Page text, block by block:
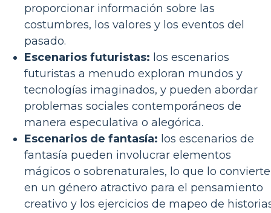
proporcionar información sobre las
costumbres, los valores y los eventos del
pasado.
Escenarios futuristas: los escenarios
futuristas a menudo exploran mundos y
tecnologías imaginados, y pueden abordar
problemas sociales contemporáneos de
manera especulativa o alegórica.
Escenarios de fantasía: los escenarios de
fantasía pueden involucrar elementos
mágicos o sobrenaturales, lo que lo convierte
en un género atractivo para el pensamiento
creativo y los ejercicios de mapeo de